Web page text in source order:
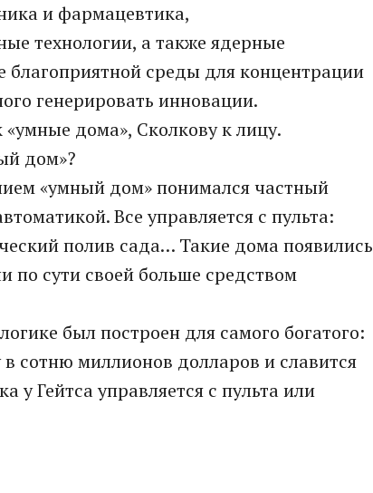
и фармацевтика,
технологии, а также ядерные
благоприятной среды для концентрации
генерировать инновации.
«умные дома», Сколкову к лицу.
дом»?
«умный дом» понимался частный
Все управляется с пульта:
полив сада… Такие дома появились
по сути своей больше средством
был построен для самого богатого:
сотню миллионов долларов и славится
Гейтса управляется с пульта или